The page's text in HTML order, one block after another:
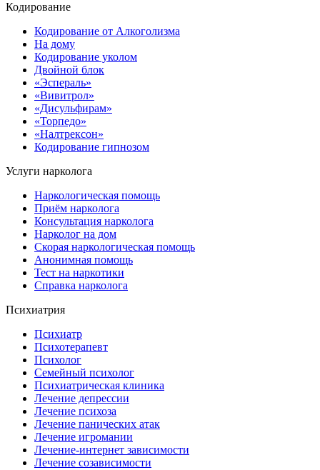
Кодирование
Кодирование от Алкоголизма
На дому
Кодирование уколом
Двойной блок
«Эспераль»
«Вивитрол»
«Дисульфирам»
«Торпедо»
«Налтрексон»
Кодирование гипнозом
Услуги нарколога
Наркологическая помощь
Приём нарколога
Консультация нарколога
Нарколог на дом
Скорая наркологическая помощь
Анонимная помощь
Тест на наркотики
Справка нарколога
Психиатрия
Психиатр
Психотерапевт
Психолог
Семейный психолог
Психиатрическая клиника
Лечение депрессии
Лечение психоза
Лечение панических атак
Лечение игромании
Лечение-интернет зависимости
Лечение созависимости